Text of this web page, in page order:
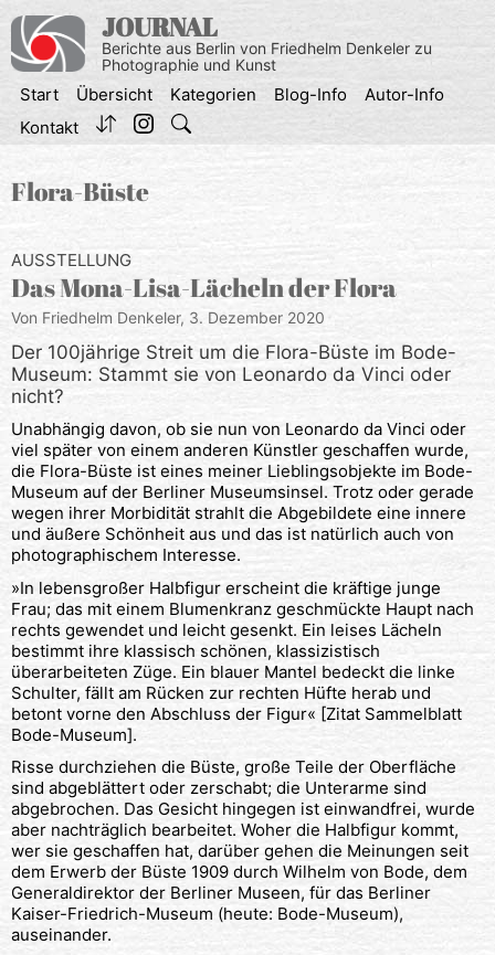
Inhalt
springen
JOURNAL
Berichte aus Berlin von Friedhelm Denkeler zu
Photographie und Kunst
Start Übersicht Kategorien Blog-Info
Autor-Info
Kontakt
Flora-Büste
AUSSTELLUNG
Das Mona-Lisa-Lächeln der Flora
Von Friedhelm Denkeler, 3. Dezember 2020
Der 100jährige Streit um die Flora-Büste im Bode-
Museum: Stammt sie von Leonardo da Vinci oder
nicht?
Unabhängig davon, ob sie nun von Leonardo da Vinci oder
viel später von einem anderen Künstler geschaffen wurde,
die Flora-Büste ist eines meiner Lieblingsobjekte im Bode-
Museum auf der Berliner Museumsinsel. Trotz oder gerade
wegen ihrer Morbidität strahlt die Abgebildete eine innere
und äußere Schönheit aus und das ist natürlich auch von
photographischem Interesse.
»In lebensgroßer Halbfigur erscheint die kräftige junge
Frau; das mit einem Blumenkranz geschmückte Haupt nach
rechts gewendet und leicht gesenkt. Ein leises Lächeln
bestimmt ihre klassisch schönen, klassizistisch
überarbeiteten Züge. Ein blauer Mantel bedeckt die linke
Schulter, fällt am Rücken zur rechten Hüfte herab und
betont vorne den Abschluss der Figur« [Zitat Sammelblatt
Bode-Museum].
Risse durchziehen die Büste, große Teile der Oberfläche
sind abgeblättert oder zerschabt; die Unterarme sind
abgebrochen. Das Gesicht hingegen ist einwandfrei, wurde
aber nachträglich bearbeitet. Woher die Halbfigur kommt,
wer sie geschaffen hat, darüber gehen die Meinungen seit
dem Erwerb der Büste 1909 durch Wilhelm von Bode, dem
Generaldirektor der Berliner Museen, für das Berliner
Kaiser-Friedrich-Museum (heute: Bode-Museum),
auseinander.